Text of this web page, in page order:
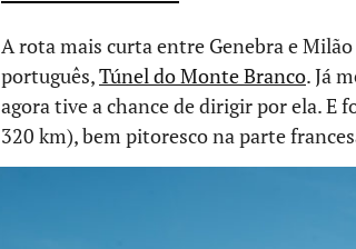
A rota mais curta entre Genebra e
português,Túnel do Monte Branco. Já
agora tive a chance de dirigir por ela. E
320 km), bem pitoresco na parte